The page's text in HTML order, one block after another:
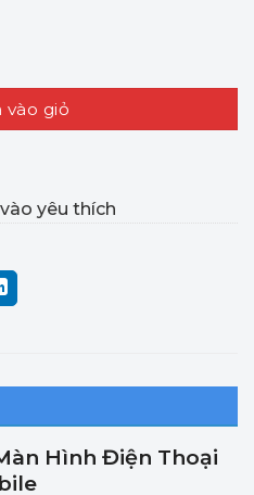
vào giỏ
yêu thích
Hình Điện Thoại